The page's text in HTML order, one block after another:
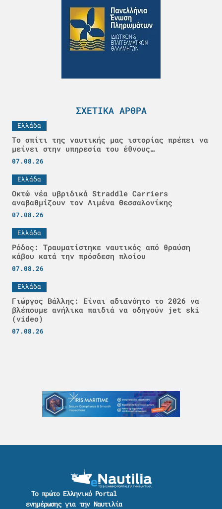
ΣΧΕΤΙΚΆ ΆΡΘΡΑ
Ελλάδα
Το σπίτι της ναυτικής μας ιστορίας πρέπει να
μείνει στην υπηρεσία του έθνους…
07.08.26
Ελλάδα
Οκτώ νέα υβριδικά Straddle Carriers
αναβαθμίζουν τον Λιμένα Θεσσαλονίκης
07.08.26
Ελλάδα
Ρόδος: Τραυματίστηκε ναυτικός από θραύση
κάβου κατά την πρόσδεση πλοίου
07.08.26
Ελλάδα
Γιώργος Βάλλης: Είναι αδιανόητο το 2026 να
βλέπουμε ανήλικα παιδιά να οδηγούν jet ski
(video)
07.08.26
Το πρώτο Ελληνικό Portal
ενημέρωσης για την Ναυτιλία